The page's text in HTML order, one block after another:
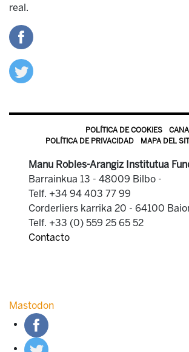
real.
POLÍTICA DE COOKIES
POLÍTICA DE PRIVACIDAD
MAPA DEL
Manu Robles-Arangiz Institutua
Barrainkua 13 - 48009 Bilbo -
Telf. +34 94 403 77 99
Corderliers karrika 20 - 64100
Telf. +33 (0) 559 25 65 52
Contacto
Mastodon